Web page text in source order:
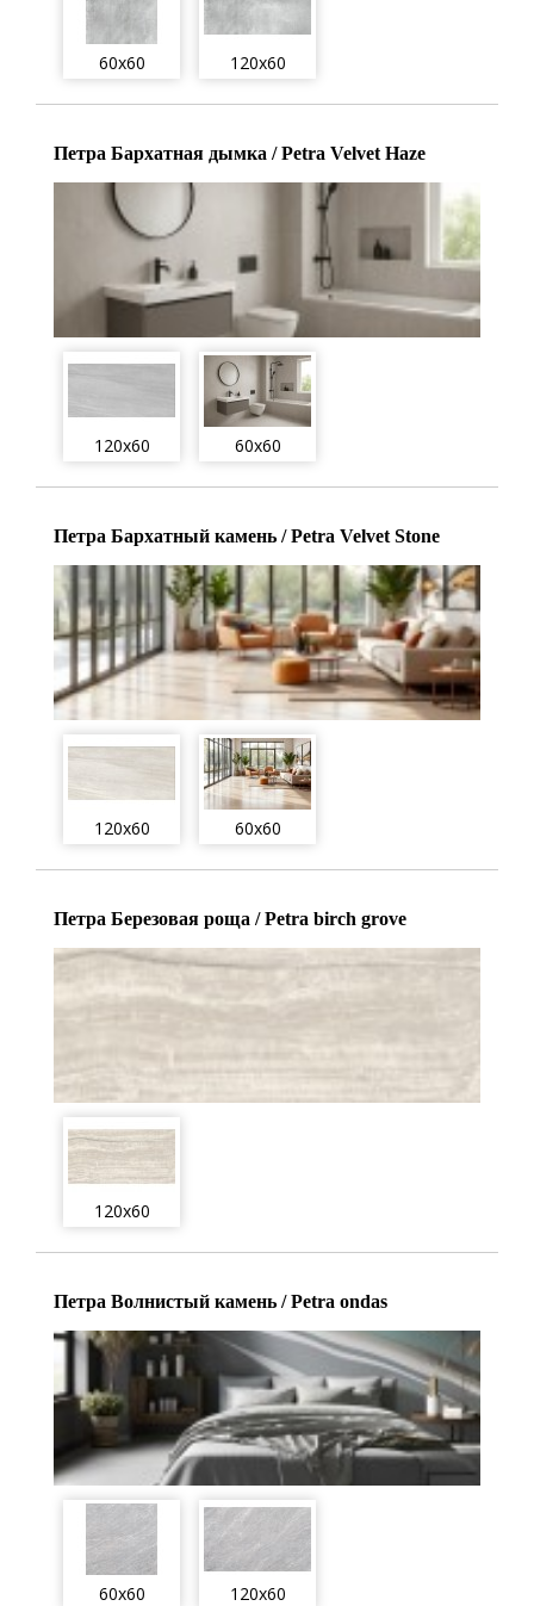
60x60 120x60
Петра Бархатная дымка / Petra Velvet Haze
120x60 60x60
Петра Бархатный камень / Petra Velvet Stone
120x60 60x60
Петра Березовая роща / Petra birch grove
120x60
Петра Волнистый камень / Petra ondas
60x60 120x60